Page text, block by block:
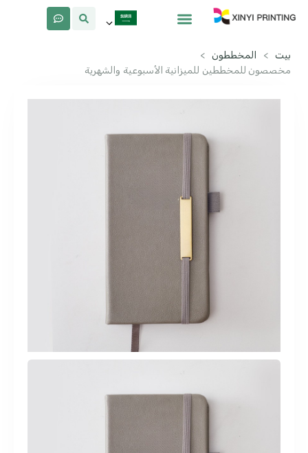
بيت > المخططون >
مخصصون للمخططين للميزانية الأسبوعية والشهرية